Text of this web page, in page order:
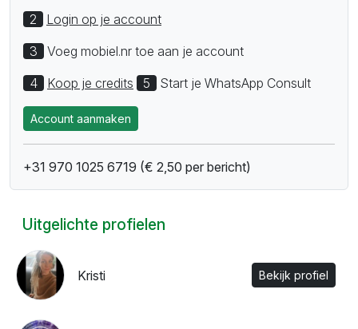
2
Login op je account
3
Voeg mobiel.nr toe aan je account
4
Koop je credits 5 Start je WhatsApp Consult
Account aanmaken
+31 970 1025 6719 (€ 2,50 per bericht)
Uitgelichte profielen
Kristi Bekijk profiel